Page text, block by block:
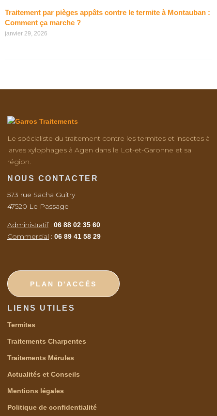
Traitement par pièges appâts contre le termite à Montauban :
Comment ça marche ?
janvier 29, 2026
Le spécialiste du traitement contre les termites et insectes à
larves xylophages à Agen dans le Lot-et-Garonne et sa
région.
NOUS CONTACTER
573 rue Sacha Guitry
47520 Le Passage
Administratif: 06 88 02 35 60
Commercial : 06 89 41 58 29
PLAN D'ACCÉS
LIENS UTILES
Termites
Traitements Charpentes
Traitements Mérules
Actualités et Conseils
Mentions légales
Politique de confidentialité